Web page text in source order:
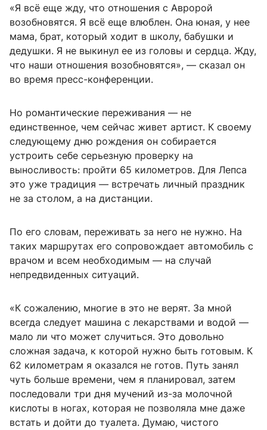
«Я всё еще жду, что отношения с Авророй
возобновятся. Я всё еще влюблен. Она юная, у нее
мама, брат, который ходит в школу, бабушки и
дедушки. Я не выкинул ее из головы и сердца. Жду,
что наши отношения возобновятся», — сказал он
во время пресс-конференции.
Но романтические переживания — не
единственное, чем сейчас живет артист. К своему
следующему дню рождения он собирается
устроить себе серьезную проверку на
выносливость: пройти 65 километров. Для Лепса
это уже традиция — встречать личный праздник
не за столом, а на дистанции.
По его словам, переживать за него не нужно. На
таких маршрутах его сопровождает автомобиль с
врачом и всем необходимым — на случай
непредвиденных ситуаций.
«К сожалению, многие в это не верят. За мной
всегда следует машина с лекарствами и водой —
мало ли что может случиться. Это довольно
сложная задача, к которой нужно быть готовым. К
62 километрам я оказался не готов. Путь занял
чуть больше времени, чем я планировал, затем
последовали три дня мучений из-за молочной
кислоты в ногах, которая не позволяла мне даже
встать и дойти до туалета. Думаю, чистого